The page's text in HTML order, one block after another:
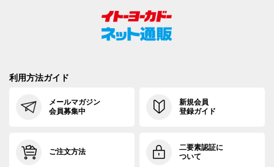
利用方法ガイド
メールマガジン
会員募集中
新規会員
登録ガイド
ご注文方法
二要素認証に
ついて